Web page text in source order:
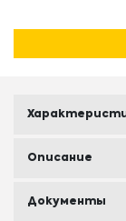
Описание
Документы